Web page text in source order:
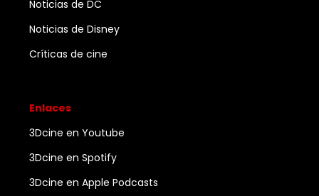
Noticias de DC
Noticias de Disney
Críticas de cine
Enlaces
3Dcine en Youtube
3Dcine en Spotify
3Dcine en Apple Podcasts